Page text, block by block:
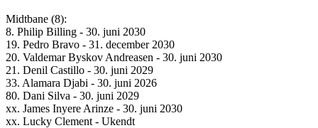
Midtbane (8):
8. Philip Billing - 30. juni 2030
19. Pedro Bravo - 31. december 2030
20. Valdemar Byskov Andreasen - 30. juni 2030
21. Denil Castillo - 30. juni 2029
33. Alamara Djabi - 30. juni 2026
80. Dani Silva - 30. juni 2029
xx. James Inyere Arinze - 30. juni 2030
xx. Lucky Clement - Ukendt